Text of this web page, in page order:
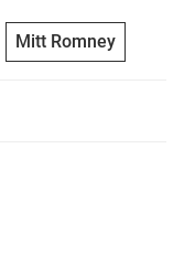
Mitt Romney